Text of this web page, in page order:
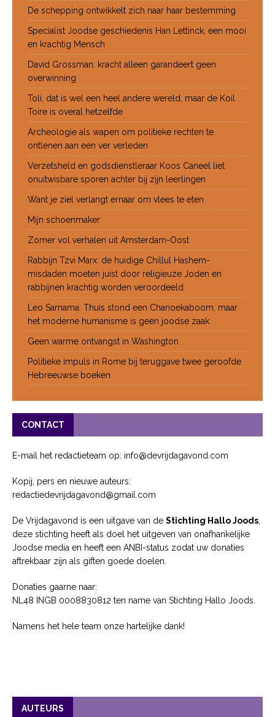
De schepping ontwikkelt zich naar haar bestemming
Specialist Joodse geschiedenis Han Lettinck, een mooi
en krachtig Mensch
David Grossman: kracht alleen garandeert geen
overwinning
Toli, dat is wel een heel andere wereld, maar de Koil
Toire is overal hetzelfde
Archeologie als wapen om politieke rechten te
ontlenen aan een ver verleden
Verzetsheld en godsdienstleraar Koos Caneel liet
onuitwisbare sporen achter bij zijn leerlingen
Want je ziel verlangt ernaar om vlees te eten
Mijn schoenmaker
Zomer vol verhalen uit Amsterdam-Oost
Rabbijn Tzvi Marx: de huidige Chillul Hashem-
misdaden moeten juist door religieuze Joden en
rabbijnen krachtig worden veroordeeld
Leo Samama: Thuis stond een Chanoekaboom, maar
het moderne humanisme is geen joodse zaak
Geen warme ontvangst in Washington
Politieke impuls in Rome bij teruggave twee geroofde
Hebreeuwse boeken
CONTACT
E-mail het redactieteam op: info@devrijdagavond.com
Kopij, pers en nieuwe auteurs:
redactiedevrijdagavond@gmail.com
De Vrijdagavond is een uitgave van de Stichting Hallo Joods,
deze stichting heeft als doel het uitgeven van onafhankelijke
Joodse media en heeft een ANBI-status zodat uw donaties
aftrekbaar zijn als giften goede doelen.
Donaties gaarne naar:
NL48 INGB 0008830812 ten name van Stichting Hallo Joods.
Namens het hele team onze hartelijke dank!
AUTEURS